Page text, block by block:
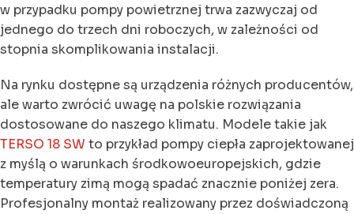
w przypadku pompy powietrznej trwa zazwyczaj od
jednego do trzech dni roboczych, w zależności od
stopnia skomplikowania instalacji.
Na rynku dostępne są urządzenia różnych producentów,
ale warto zwrócić uwagę na polskie rozwiązania
dostosowane do naszego klimatu. Modele takie jak
TERSO 18 SW to przykład pompy ciepła zaprojektowanej
z myślą o warunkach środkowoeuropejskich, gdzie
temperatury zimą mogą spadać znacznie poniżej zera.
Profesjonalny montaż realizowany przez doświadczoną